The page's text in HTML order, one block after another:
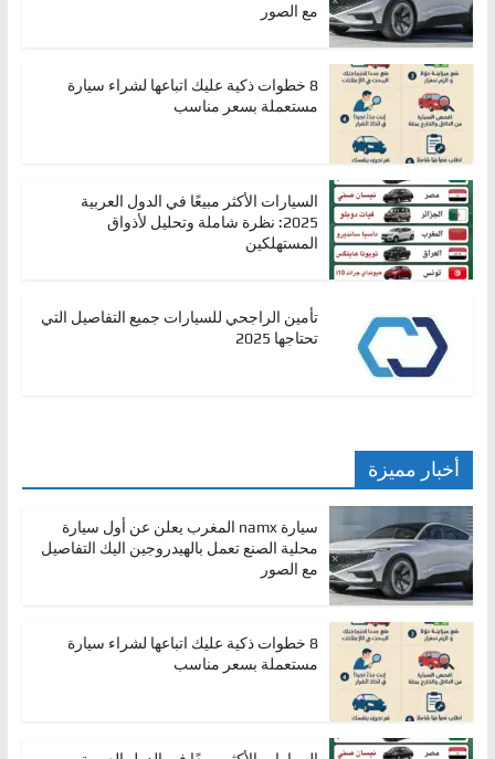
مع الصور
8 خطوات ذكية عليك اتباعها لشراء سيارة
مستعملة بسعر مناسب
السيارات الأكثر مبيعًا في الدول العربية
2025: نظرة شاملة وتحليل لأذواق
المستهلكين
تأمين الراجحي للسيارات جميع التفاصيل التي
تحتاجها 2025
أخبار مميزة
سيارة namx المغرب يعلن عن أول سيارة
محلية الصنع تعمل بالهيدروجين اليك التفاصيل
مع الصور
8 خطوات ذكية عليك اتباعها لشراء سيارة
مستعملة بسعر مناسب